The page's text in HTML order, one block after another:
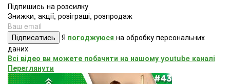
Підпишись на розсилку
Знижки, акції, розіграші, розпродаж
Підписатись Я погоджуюся на обробку персональних
даних
Всі відео ви можете побачити на нашому youtube каналі
Переглянути